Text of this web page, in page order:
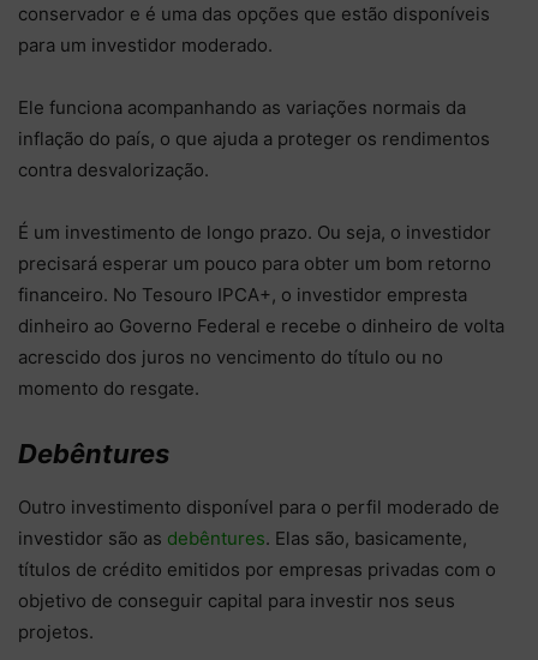
conservador e é uma das opções que estão disponíveis
para um investidor moderado.
Ele funciona acompanhando as variações normais da
inflação do país, o que ajuda a proteger os rendimentos
contra desvalorização.
É um investimento de longo prazo. Ou seja, o investidor
precisará esperar um pouco para obter um bom retorno
financeiro. No Tesouro IPCA+, o investidor empresta
dinheiro ao Governo Federal e recebe o dinheiro de volta
acrescido dos juros no vencimento do título ou no
momento do resgate.
Debêntures
Outro investimento disponível para o perfil moderado de
investidor são as debêntures. Elas são, basicamente,
títulos de crédito emitidos por empresas privadas com o
objetivo de conseguir capital para investir nos seus
projetos.